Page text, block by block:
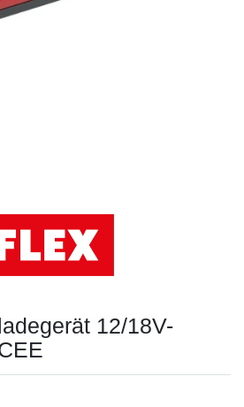
12/18V-